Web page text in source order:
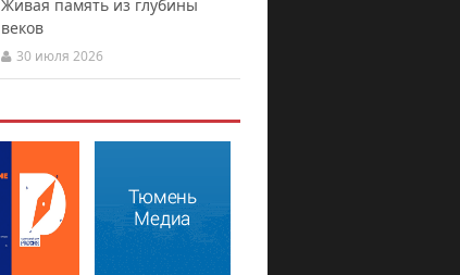
Живая память из глубины
веков
30 июля 2026